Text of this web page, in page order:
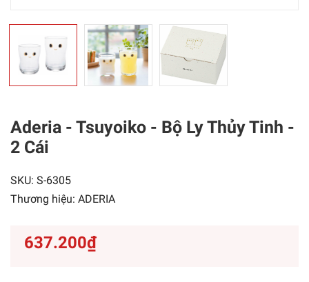
Aderia - Tsuyoiko - Bộ Ly Thủy Tinh -
2 Cái
SKU: S-6305
Thương hiệu: ADERIA
637.200₫